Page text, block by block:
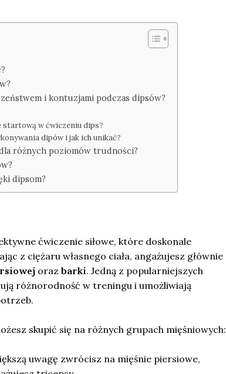
i kontuzjami podczas dipsów?
startową w ćwiczeniu dips?
dipów i jak ich unikać?
różnych poziomów trudności?
dipsom?
ćwiczenie siłowe, które doskonale
z ciężaru własnego ciała, angażujesz głównie
oraz barki. Jedną z popularniejszych
różnorodność w treningu i umożliwiają
skupić się na różnych grupach mięśniowych:
uwagę zwrócisz na mięśnie piersiowe,